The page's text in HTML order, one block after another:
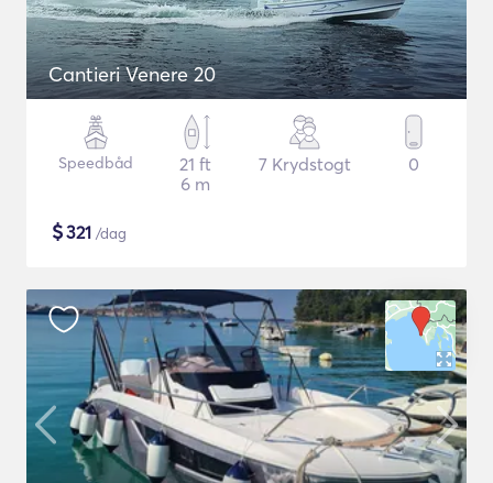
Cantieri Venere 20
Speedbåd
21 ft
6 m
7 Krydstogt 0
$321 /dag